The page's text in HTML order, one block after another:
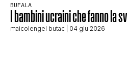
BUFALA
I bambini ucraini che fanno la
maicolengel butac | 04 giu 2026